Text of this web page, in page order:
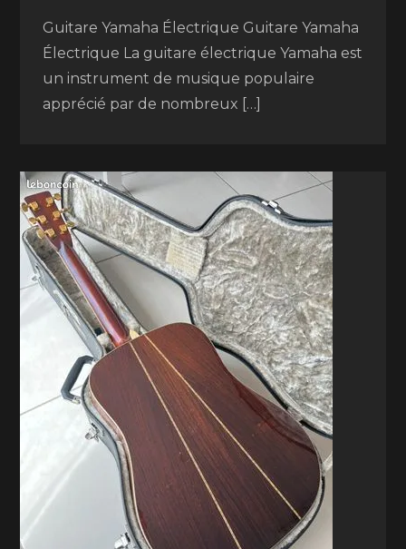
Guitare Yamaha Électrique Guitare Yamaha
Électrique La guitare électrique Yamaha est
un instrument de musique populaire
apprécié par de nombreux […]